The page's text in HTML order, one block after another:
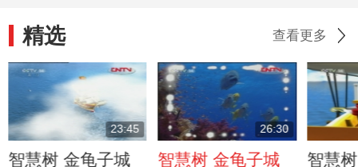
精选 查看更多
23:45
智慧树 金龟子城
26:30
智慧树 金龟子城
智慧